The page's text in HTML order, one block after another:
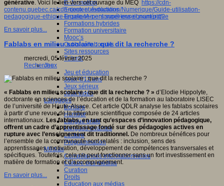
E- formation
Enjeux et évolutions
Enseignement supérieur et numérique
Formations hybrides
Formation universitaire
Mooc’s
Outils collaboratifs
Sites ressources
Tutorat
Jeux
Jeu et éducation
Jeux 4/12 ans
Jeux sérieux
Jeux vidéo
Langages
Ecriture
Humour
Langue orale
Langues vivantes
Lecture
Programmation
Médias
Compétences informationnelles
Culture des médias
Curation
Droits
Education aux médias
générative. Voici le lien vers cet ouvrage du MEQ https://cdn-
contenu.quebec.ca/cdn-contenu/education/Numerique/Guide-utilisation-
pedagogique-ethique-legale-IA-personnel-enseignant.pdf?
En savoir plus...
Fablabs en milieu scolaire : que dit la recherche ?
mercredi, 05 février 2025
Recherche
« Fablabs en milieu scolaire : que dit la recherche ? » d’Elodie Hippolyte,
doctorante en sciences de l’éducation et de la formation au laboratoire LISEC
de l’université de Haute-Alsace. Cet article QDLR analyse les fablabs scolaires
à partir d’une revue de la littérature scientifique composée de 24 articles
internationaux. Les fablabs, en tant qu’espaces d’innovation pédagogique,
offrent un cadre d’apprentissage fondé sur des pédagogies actives en
rupture avec l’enseignement dit traditionnel. De nombreux bénéfices pour
l’ensemble de la communauté sont relatés : inclusion, sens des
apprentissages, motivation, développement de compétences transversales et
spécifiques. Toutefois, cela ne peut fonctionner sans un fort investissement en
matière de formation et d’accompagnement.
En savoir plus...